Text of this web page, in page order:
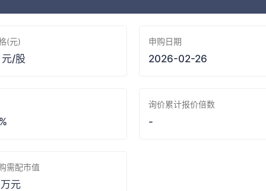
(元)
/股
申购日期
2026-02-26
询价累计报价倍数
-
需配市值
元